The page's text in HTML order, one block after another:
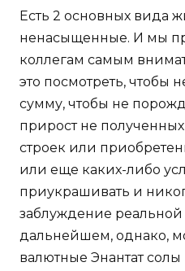
Есть 2 основных вида
ненасыщенные. И мы
коллегам самым
это посмотреть, чтобы
сумму, чтобы не
прирост не
строек или
или еще каких-либо
приукрашивать и
заблуждение
дальнейшем, однако,
валютные Энантат